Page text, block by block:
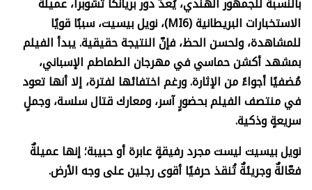
الاستخبارات البريطانية (MI6)، نويل بيسيت، سببًا قويًا
للمشاهدة، ولحسن الحظ، فإنّ النتيجة حقيقية. يبدأ الفيلم
بمشهد أكشن حماسي في مهرجان الطماطم الإسباني،
مُضفيًا أجواءً من الإثارة. ورغم اختفائها لفترة، إلا أنها تعود
في منتصف الفيلم بحضورٍ آسر، ومعارك قتال سلسة، وجملٍ
سريعةٍ وذكية.
نويل بيسيت ليست مجرد رفيقةٍ عابرة أو حبيبة؛ إنها عميلةٌ
فعّالةٌ وجريئةٌ تُنقذ حرفيًا أقوى رجلين على وجه الأرض.